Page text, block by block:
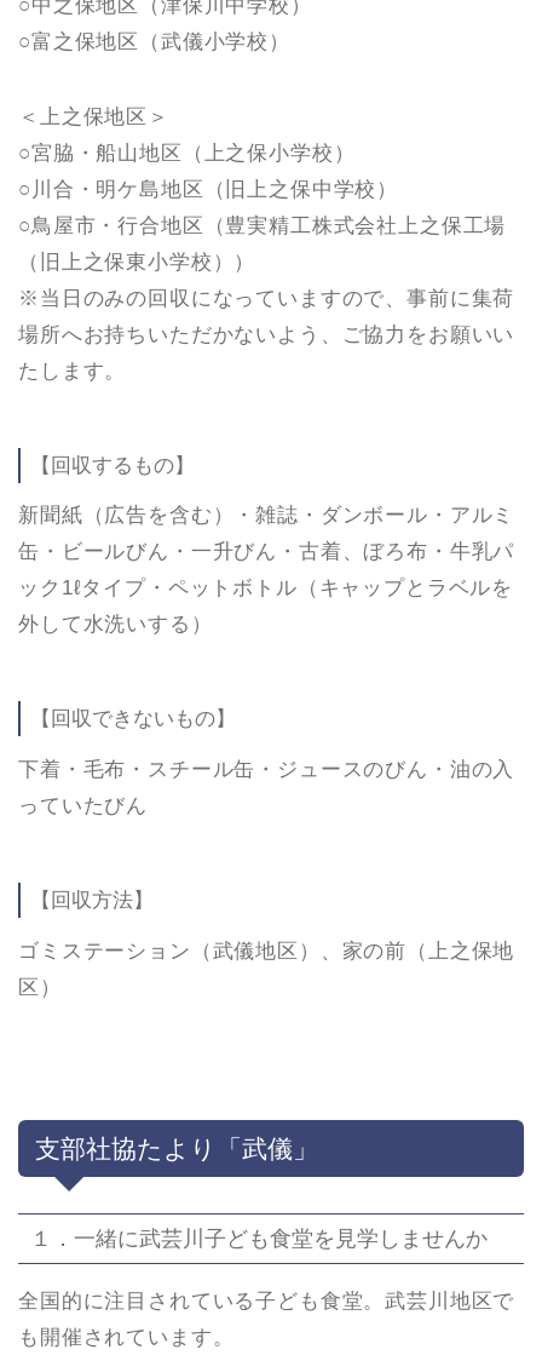
○中之保地区（津保川中学校）
○富之保地区（武儀小学校）
＜上之保地区＞
○宮脇・船山地区（上之保小学校）
○川合・明ケ島地区（旧上之保中学校）
○鳥屋市・行合地区（豊実精工株式会社上之保工場
（旧上之保東小学校））
※当日のみの回収になっていますので、事前に集荷
場所へお持ちいただかないよう、ご協力をお願いい
たします。
【回収するもの】
新聞紙（広告を含む）・雑誌・ダンボール・アルミ
缶・ビールびん・一升びん・古着、ぼろ布・牛乳パ
ック1ℓタイプ・ペットボトル（キャップとラベルを
外して水洗いする）
【回収できないもの】
下着・毛布・スチール缶・ジュースのびん・油の入
っていたびん
【回収方法】
ゴミステーション（武儀地区）、家の前（上之保地
区）
支部社協たより「武儀」
１．一緒に武芸川子ども食堂を見学しませんか
全国的に注目されている子ども食堂。武芸川地区で
も開催されています。